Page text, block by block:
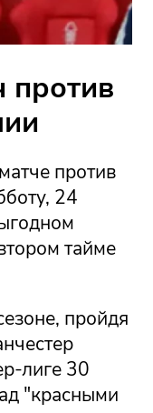
против
против
24
тайме
пройдя
лиге 30
"красными